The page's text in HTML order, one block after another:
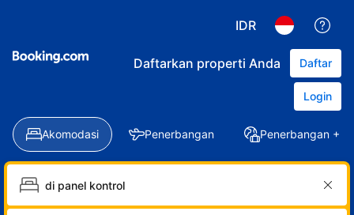
IDR
Daftarkan properti Anda Daftar
Login
Akomodasi Penerbangan Penerbangan +